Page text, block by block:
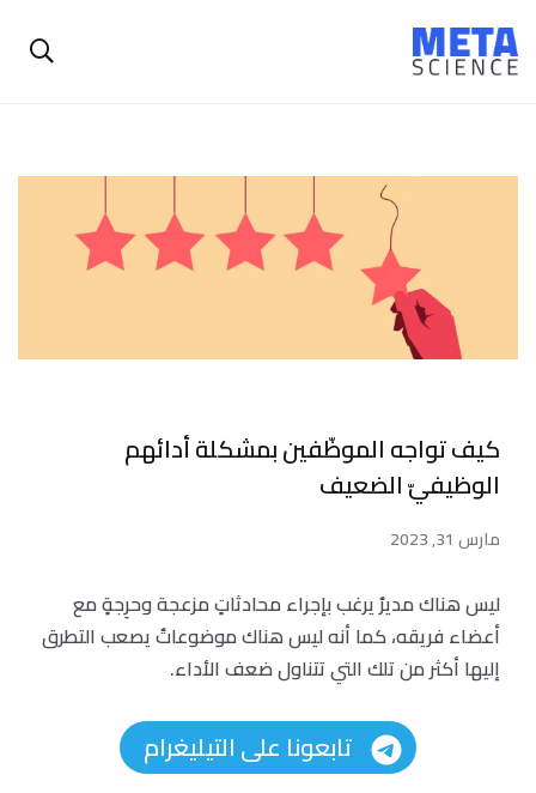
كيف تواجه الموظّفين بمشكلة أدائهم
الوظيفيّ الضعيف
مارس 31, 2023
ليس هناك مديرٌ يرغب بإجراء محادثاتٍ مزعجة وحرِجةٍ مع
أعضاء فريقه، كما أنه ليس هناك موضوعاتٌ يصعب التطرق
إليها أكثر من تلك التي تتناول ضعف الأداء.
تابعونا على التيليغرام